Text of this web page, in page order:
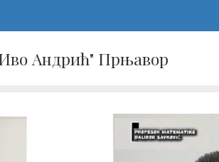
Андрић" Прњавор